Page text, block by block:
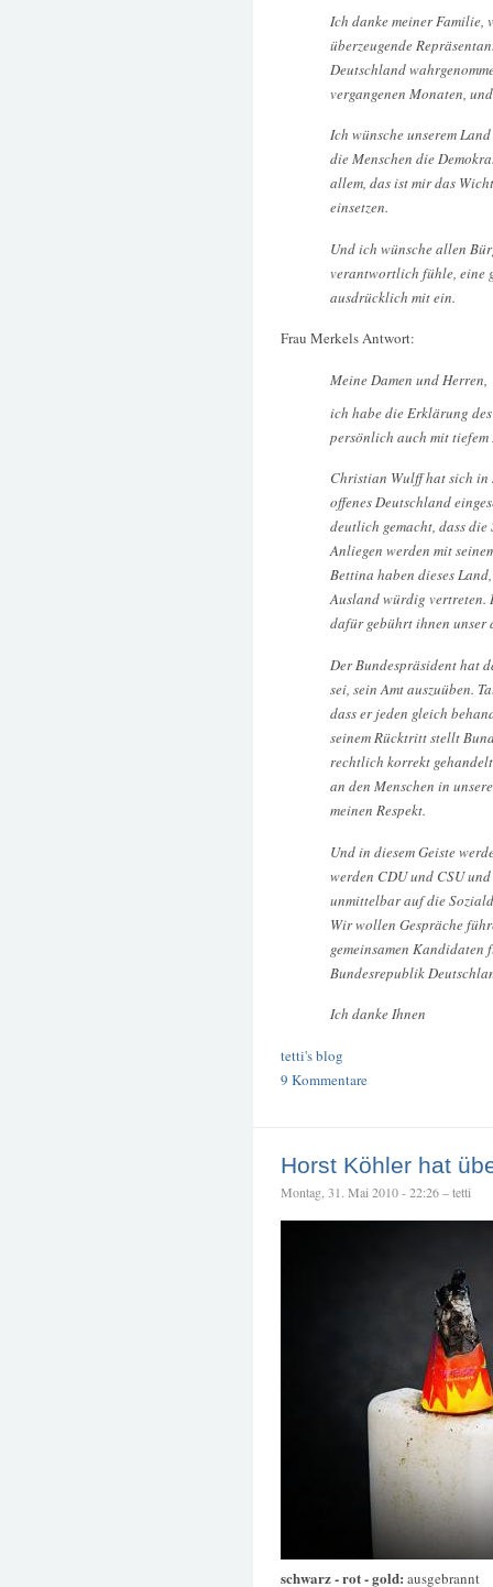
Ich danke meiner Familie,
überzeugende
Deutschland
vergangenen Monaten,
Ich wünsche unserem
die Menschen die
allem, das ist mir das
einsetzen.
Und ich wünsche allen
verantwortlich fühle, eine
ausdrücklich mit ein.
Frau Merkels Antwort:
Meine Damen und Herren,
ich habe die Erklärung
persönlich auch mit tiefem
Christian Wulff hat sich in
offenes Deutschland
deutlich gemacht, dass
Anliegen werden mit
Bettina haben dieses
Ausland würdig vertreten.
dafür gebührt ihnen unser
Der Bundespräsident hat
sei, sein Amt auszuüben.
dass er jeden gleich
seinem Rücktritt stellt
rechtlich korrekt
an den Menschen in
meinen Respekt.
Und in diesem Geiste
werden CDU und CSU
unmittelbar auf die
Wir wollen Gespräche
gemeinsamen Kandidaten
Bundesrepublik
Ich danke Ihnen
tetti's blog
9 Kommentare
Horst Köhler hat
Montag, 31. Mai 2010 - 22:26 – tetti
schwarz - rot - gold: ausgebrannt